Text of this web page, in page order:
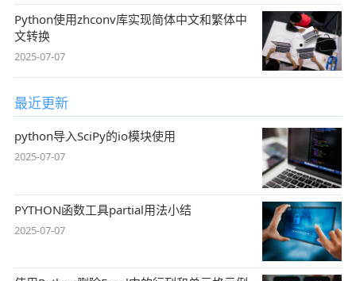
Python使用zhconv库实现简体中文和繁体中
文转换
2025-07-07
最近更新
python导入SciPy的io模块使用
2025-07-07
PYTHON函数工具partial用法小结
2025-07-07